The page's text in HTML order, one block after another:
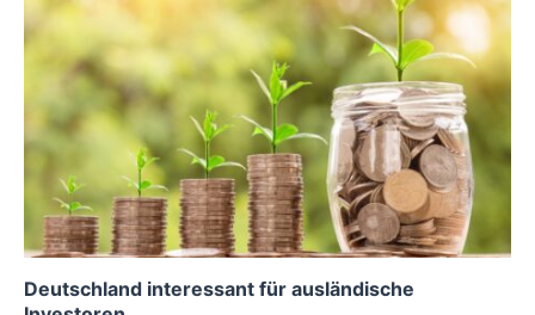
Deutschland interessant für ausländische